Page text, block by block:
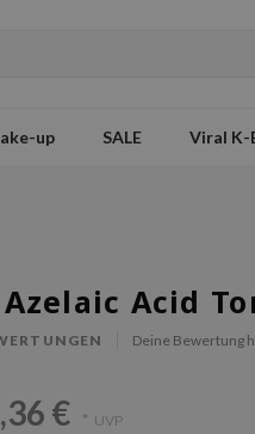
up SALE Viral K-
Acid
Deine Bewertung
€ * UVP